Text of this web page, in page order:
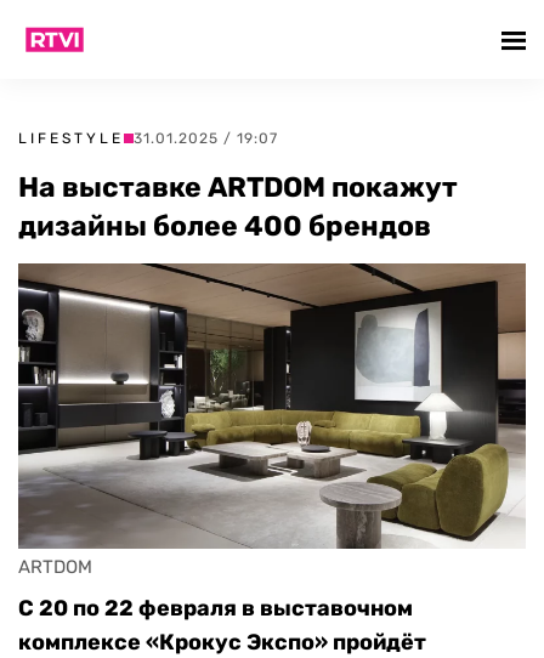
LIFESTYLE 31.01.2025 / 19:07
На выставке ARTDOM покажут
дизайны более 400 брендов
ARTDOM
С 20 по 22 февраля в выставочном
комплексе «Крокус Экспо» пройдёт